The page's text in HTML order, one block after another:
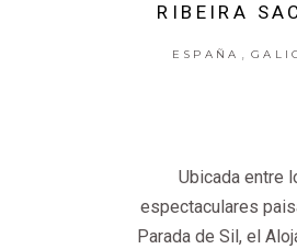
RIBEIRA
ESPAÑA ,
Ubicada entre
espectaculares
Parada de Sil, el